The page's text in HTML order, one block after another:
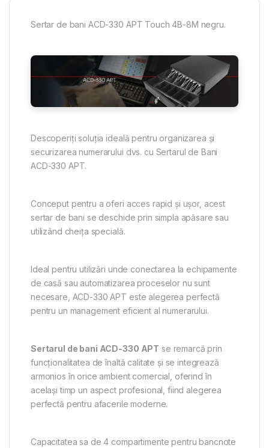
Sertar de bani ACD-330 APT Touch 4B-8M negru.
Descoperiți soluția ideală pentru organizarea și
securizarea numerarului dvs. cu Sertarul de Bani
ACD-330 APT.
Conceput pentru a oferi acces rapid și ușor, acest
sertar de bani se deschide prin simpla apăsare sau
utilizând cheița specială.
Ideal pentru utilizări unde conectarea la echipamente
de casă sau automatizarea proceselor nu sunt
necesare, ACD-330 APT este alegerea perfectă
pentru un management eficient al numerarului.
Sertarul de bani ACD-330 APT se remarcă prin
funcționalitatea de înaltă calitate și se integrează
armonios în orice ambient comercial, oferind în
același timp un aspect profesional, fiind alegerea
perfectă pentru afacerile moderne.
Capacitatea sa de 4 compartimente pentru bancnote